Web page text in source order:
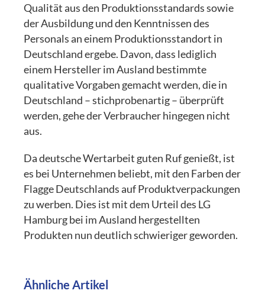
Qualität aus den Produktionsstandards sowie
der Ausbildung und den Kenntnissen des
Personals an einem Produktionsstandort in
Deutschland ergebe. Davon, dass lediglich
einem Hersteller im Ausland bestimmte
qualitative Vorgaben gemacht werden, die in
Deutschland – stichprobenartig – überprüft
werden, gehe der Verbraucher hingegen nicht
aus.
Da deutsche Wertarbeit guten Ruf genießt, ist
es bei Unternehmen beliebt, mit den Farben der
Flagge Deutschlands auf Produktverpackungen
zu werben. Dies ist mit dem Urteil des LG
Hamburg bei im Ausland hergestellten
Produkten nun deutlich schwieriger geworden.
Ähnliche Artikel